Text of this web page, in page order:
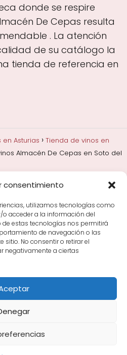
consentimiento
utilizamos tecnologías como
acceder a la información del
estas tecnologías nos permitirá
de navegación o las
sitio. No consentir o retirar el
negativamente a ciertas
donde se respire
De Cepas resulta
. La atención
de su catálogo la
tienda de referencia en
Asturias
Tienda de vinos en
Almacén De Cepas en Soto del
Bodegas y marcas de
Comprar vino
Cultura del vino y
en Rioja
Tiendas de vino por
clasificación
de Cookies